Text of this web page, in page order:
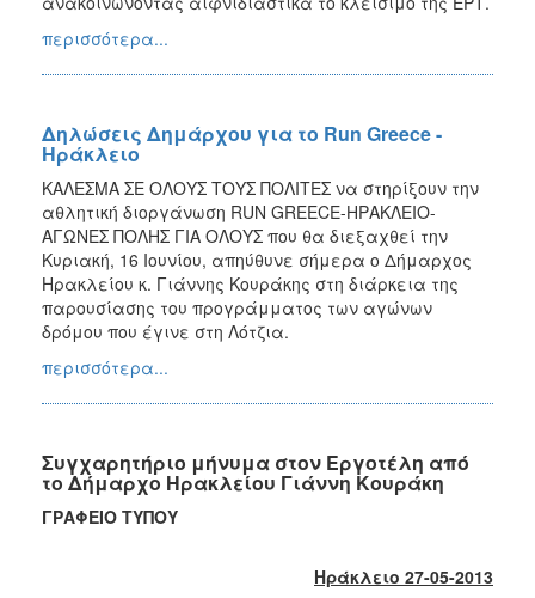
περισσότερα...
Δηλώσεις Δημάρχου για το Run Greece -
Ηράκλειο
ΚΑΛΕΣΜΑ ΣΕ ΟΛΟΥΣ ΤΟΥΣ ΠΟΛΙΤΕΣ να στηρίξουν την
αθλητική διοργάνωση RUN GREECE-ΗΡΑΚΛΕΙΟ-
ΑΓΩΝΕΣ ΠΟΛΗΣ ΓΙΑ ΟΛΟΥΣ που θα διεξαχθεί την
Κυριακή, 16 Ιουνίου, απηύθυνε σήμερα ο Δήμαρχος
Ηρακλείου κ. Γιάννης Κουράκης στη διάρκεια της
παρουσίασης του προγράμματος των αγώνων
δρόμου που έγινε στη Λότζια.
περισσότερα...
Συγχαρητήριο μήνυμα στον Εργοτέλη από
το Δήμαρχο Ηρακλείου Γιάννη Κουράκη
ΓΡΑΦΕΙΟ ΤΥΠΟΥ
Ηράκλειο 27-05-2013